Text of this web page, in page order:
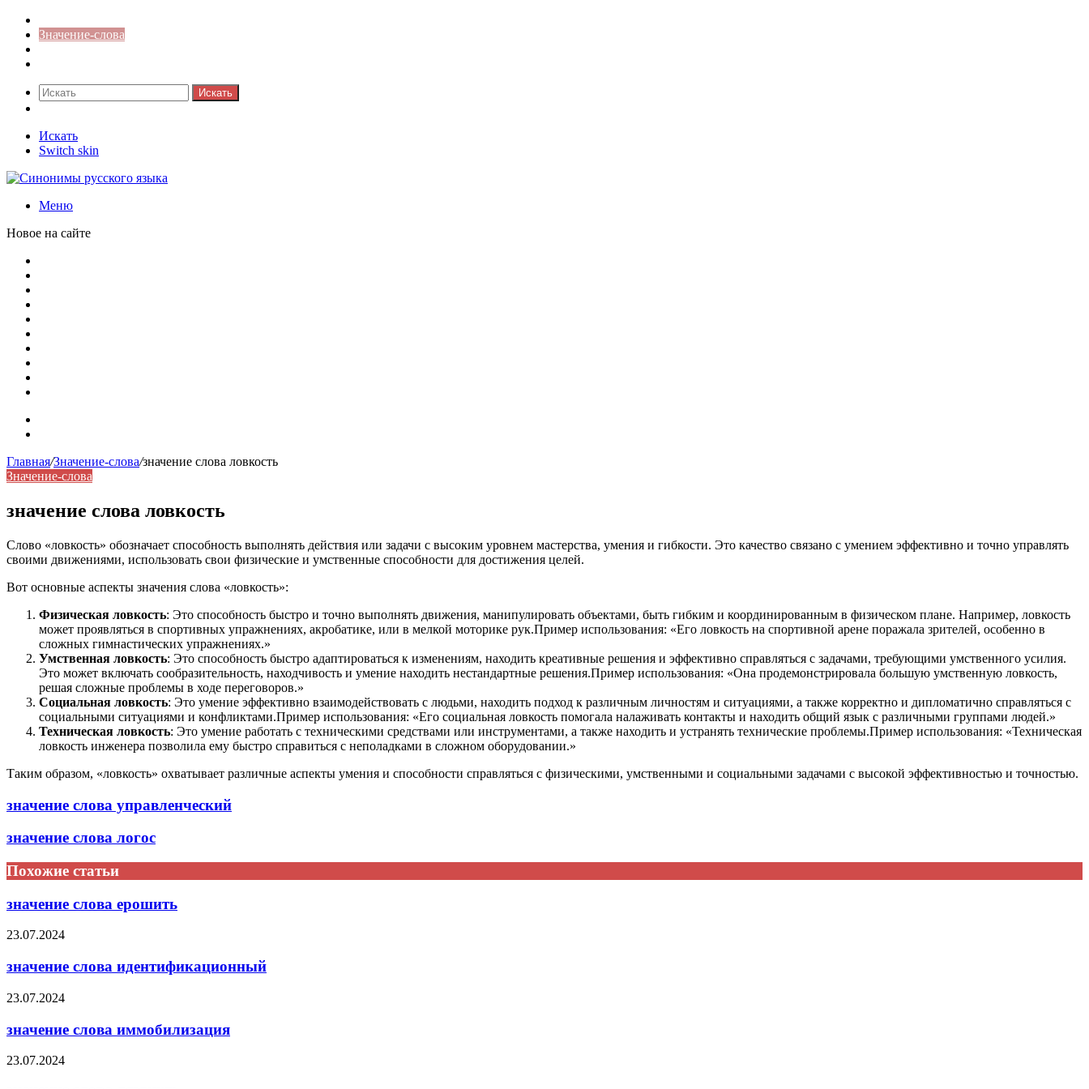
Значение-слова
Искать
Искать
Switch skin
Меню
Новое на сайте
Главная/Значение-слова/значение слова ловкость
Значение-слова
значение слова ловкость
Слово «ловкость» обозначает способность выполнять действия или задачи с высоким уровнем мастерства, умения и гибкости. Это качество связано с умением эффективно и точно управлять
своими движениями, использовать свои физические и умственные способности для достижения целей.
Вот основные аспекты значения слова «ловкость»:
Физическая ловкость: Это способность быстро и точно выполнять движения, манипулировать объектами, быть гибким и координированным в физическом плане. Например, ловкость
может проявляться в спортивных упражнениях, акробатике, или в мелкой моторике рук.Пример использования: «Его ловкость на спортивной арене поражала зрителей, особенно в
сложных гимнастических упражнениях.»
Умственная ловкость: Это способность быстро адаптироваться к изменениям, находить креативные решения и эффективно справляться с задачами, требующими умственного усилия.
Это может включать сообразительность, находчивость и умение находить нестандартные решения.Пример использования: «Она продемонстрировала большую умственную ловкость,
решая сложные проблемы в ходе переговоров.»
Социальная ловкость: Это умение эффективно взаимодействовать с людьми, находить подход к различным личностям и ситуациями, а также корректно и дипломатично справляться с
социальными ситуациями и конфликтами.Пример использования: «Его социальная ловкость помогала налаживать контакты и находить общий язык с различными группами людей.»
Техническая ловкость: Это умение работать с техническими средствами или инструментами, а также находить и устранять технические проблемы.Пример использования: «Техническая
ловкость инженера позволила ему быстро справиться с неполадками в сложном оборудовании.»
Таким образом, «ловкость» охватывает различные аспекты умения и способности справляться с физическими, умственными и социальными задачами с высокой эффективностью и точностью.
значение слова управленческий
значение слова логос
Похожие статьи
значение слова ерошить
23.07.2024
значение слова идентификационный
23.07.2024
значение слова иммобилизация
23.07.2024